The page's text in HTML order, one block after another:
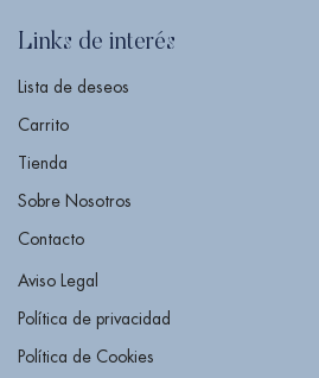
Links de interés
Lista de deseos
Carrito
Tienda
Sobre Nosotros
Contacto
Aviso Legal
Política de privacidad
Política de Cookies